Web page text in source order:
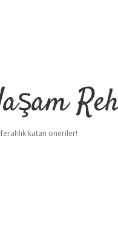
ferahlık katan öneriler!